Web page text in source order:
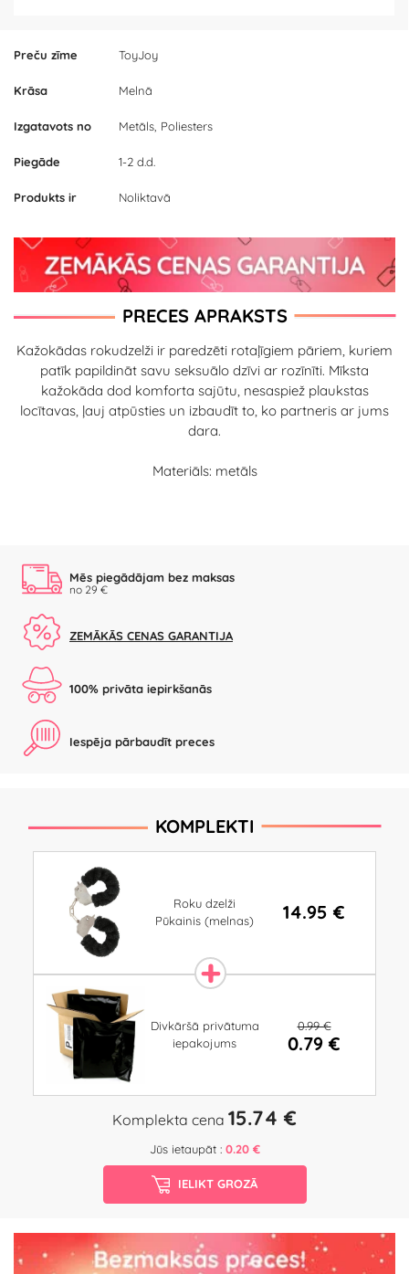
Preču zīme ToyJoy
Krāsa Melnā
Izgatavots no Metāls, Poliesters
Piegāde 1-2 d.d.
Produkts ir Noliktavā
PRECES APRAKSTS
Kažokādas rokudzelži ir paredzēti rotaļīgiem pāriem, kuriem
patīk papildināt savu seksuālo dzīvi ar rozīnīti. Mīksta
kažokāda dod komforta sajūtu, nesaspiež plaukstas
locītavas, ļauj atpūsties un izbaudīt to, ko partneris ar jums
dara.
Materiāls: metāls
Mēs piegādājam bez maksas
no 29 €
ZEMĀKĀS CENAS GARANTIJA
100% privāta iepirkšanās
Iespēja pārbaudīt preces
KOMPLEKTI
Roku dzelži
Pūkainis (melnas)
14.95 €
Divkāršā privātuma
iepakojums
0.99 €
0.79 €
Komplekta cena 15.74 €
Jūs ietaupāt : 0.20 €
IELIKT GROZĀ